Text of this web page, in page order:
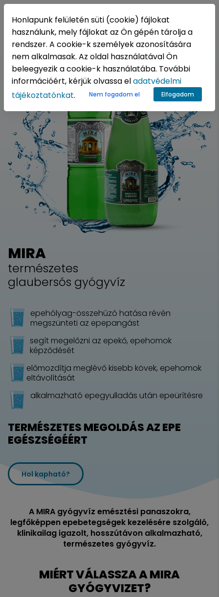
HU
MIRA
természetes
glaubersós gyógyvíz
epehólyag-összehúzó hatása révén
megszünteti az epepangást
segít megelőzni az epekő, epehomok
képződését
előmozdítja meglévő kisebb kövek, epehomok
eltávolítását
alkalmazható epegyulladás után epeürítésre
TERMÉSZETES MEGOLDÁS AZ EPE
EGÉSZSÉGÉÉRT
Hol kapható?
A MIRA gyógyvíz emésztési panaszokra,
legfőképpen epebetegségek kezelésére szolgáló,
klinikailag igazolt, hosszútávon alkalmazható,
természetes gyógyvíz.
MIÉRT VÁLASSZA A MIRA
GYÓGYVIZET?
Honlapunk felületén süti (cookie) fájlokat
használunk, mely fájlokat az Ön gépén tárolja a
rendszer. A cookie-k személyek azonosítására
nem alkalmasak. Az oldal használatával Ön
beleegyezik a cookie-k használatába. További
információért, kérjük olvassa eladatvédelmi
tájékoztatónkat. Nem fogadom el Elfogadom